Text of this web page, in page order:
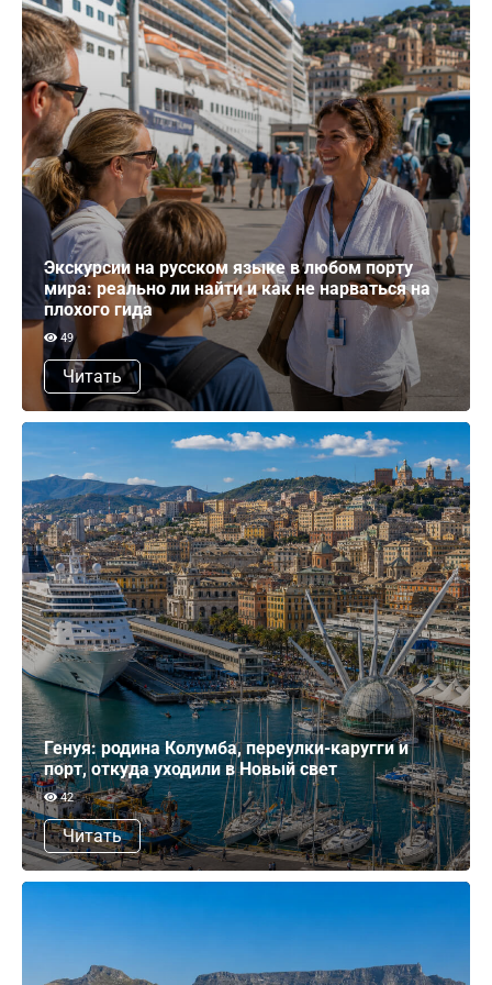
Экскурсии на русском языке в любом порту
мира: реально ли найти и как не нарваться на
плохого гида
49
Читать
Генуя: родина Колумба, переулки-каругги и
порт, откуда уходили в Новый свет
42
Читать